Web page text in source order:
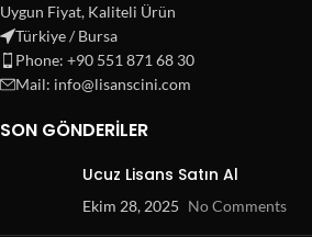
Uygun Fiyat, Kaliteli Ürün
Türkiye / Bursa
Phone: +90 551 871 68 30
Mail: info@lisanscini.com
SON GÖNDERILER
Ucuz Lisans Satın Al
Ekim 28, 2025 No Comments